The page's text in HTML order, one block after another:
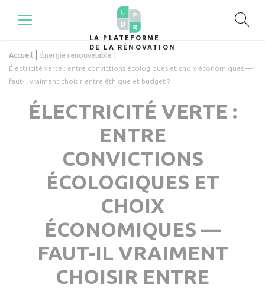
LA PLATEFORME
DE LA RÉNOVATION
Accueil Énergie renouvelable
Électricité verte : entre convictions écologiques et choix économiques —
faut-il vraiment choisir entre éthique et budget ?
ÉLECTRICITÉ VERTE :
ENTRE
CONVICTIONS
ÉCOLOGIQUES ET
CHOIX
ÉCONOMIQUES —
FAUT-IL VRAIMENT
CHOISIR ENTRE